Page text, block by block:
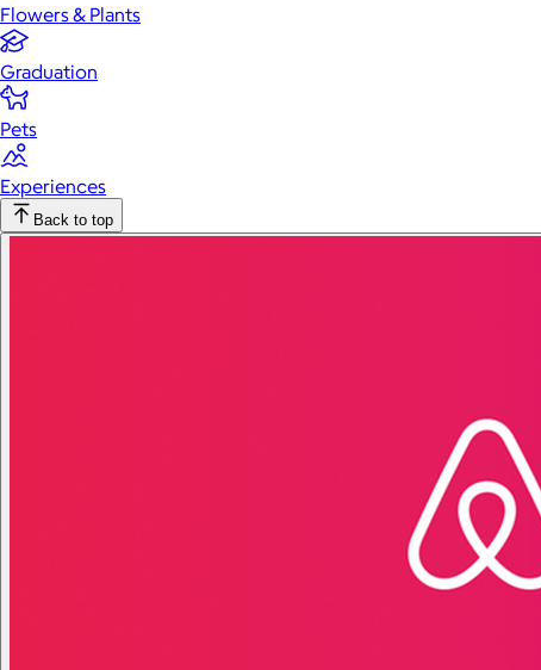
Flowers & Plants
Graduation
Pets
Experiences
Back to top